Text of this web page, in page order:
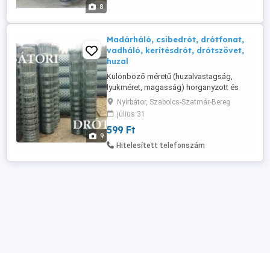
8
tüskésdrót eladó. ...
9
Madárháló, csibedrót, drótfonat,
vadháló, kerítésdrót, drótszövet,
huzal
Különböző méretű (huzalvastagság,
lyukméret, magasság) horganyzott és
műanyagos drótfonatok, vadvédelmi
hálók, valamint horganyzott, tüskés és
fekete huzalok gyártása és forgalmazása.
Nyitva tartás rugalmas, csak telefonon
egyeztessünk! Horganyzott gépfonat:
Nagyobb ...
Nyírbátor, Szabolcs-Szatmár-Bereg
július 31
599 Ft
Hitelesített telefonszám